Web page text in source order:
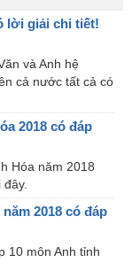
lời giải chi tiết!
và Anh hệ
cả nước tất cả có
2018 có đáp
Hóa năm 2018
2018 có đáp
10 môn Anh tỉnh